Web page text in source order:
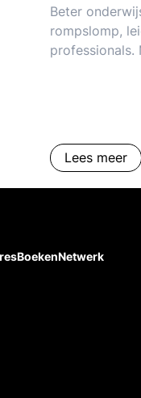
Beter
rompslomp,
professionals.
Lees meer
BoekenNetwerk